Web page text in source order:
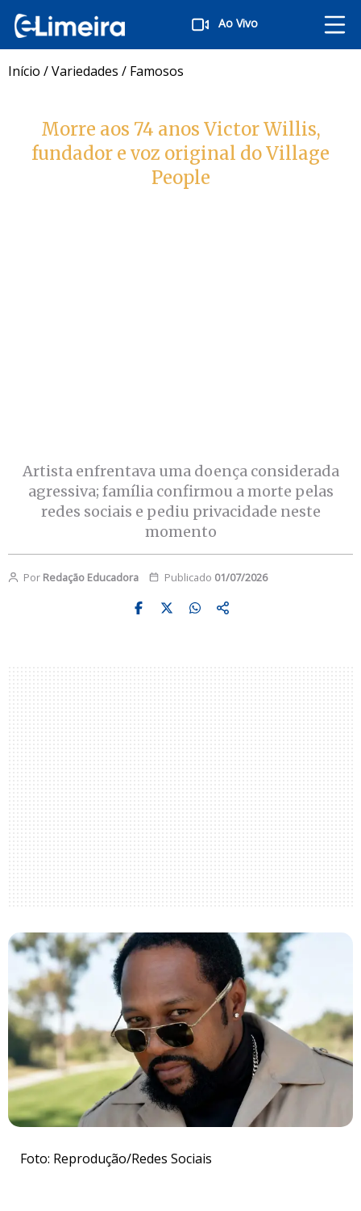
Ao Vivo
Início /Variedades / Famosos
Morre aos 74 anos Victor Willis,
fundador e voz original do Village
People
Artista enfrentava uma doença considerada
agressiva; família confirmou a morte pelas
redes sociais e pediu privacidade neste
momento
Por Redação Educadora Publicado 01/07/2026
Foto: Reprodução/Redes Sociais